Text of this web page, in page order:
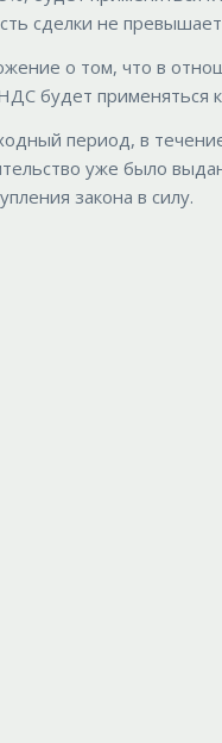
сделки не
о том, что в
будет применяться
период, в
уже было
закона в силу.